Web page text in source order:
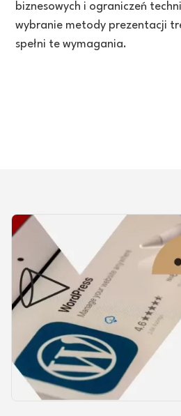
biznesowych i ograniczeń
wybranie metody prezentacji
spełni te wymagania.